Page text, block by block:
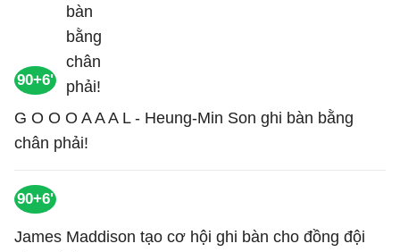
90+6'
G O O O A A A L - Heung-Min Son ghi bàn bằng
chân phải!
90+6'
James Maddison tạo cơ hội ghi bàn cho đồng đội